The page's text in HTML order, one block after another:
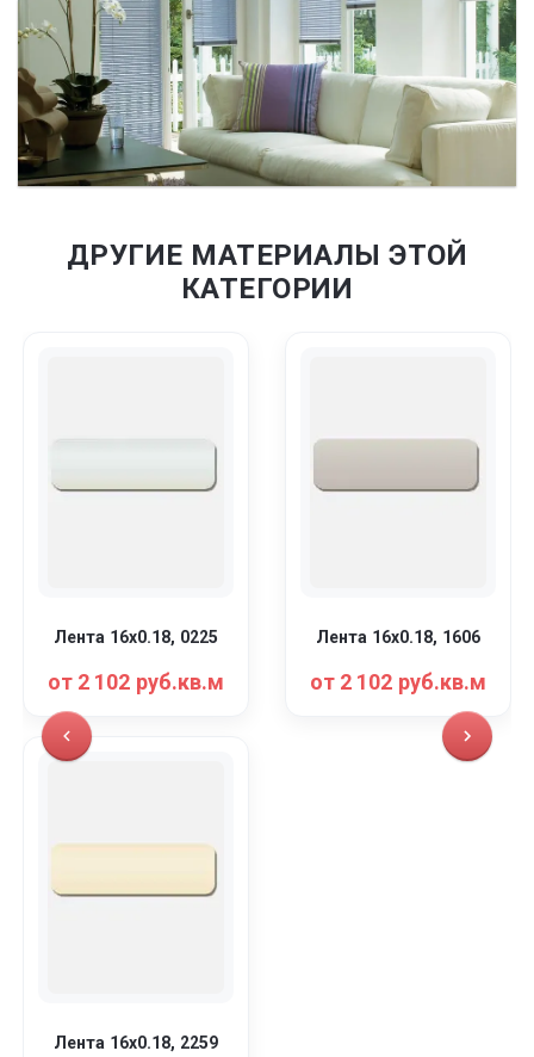
ДРУГИЕ МАТЕРИАЛЫ ЭТОЙ
КАТЕГОРИИ
Лента 16x0.18, 0225
от 2 102 руб.кв.м
Лента 16x0.18, 1606
от 2 102 руб.кв.м
Лента 16x0.18, 2259